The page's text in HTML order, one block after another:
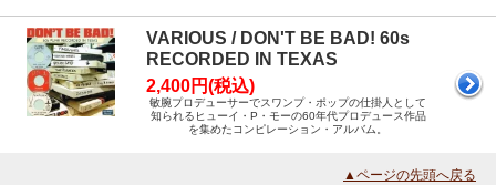
VARIOUS / DON'T BE BAD! 60s
RECORDED IN TEXAS
2,400円(税込)
敏腕プロデューサーでスワンプ・ポップの仕掛人として
知られるヒューイ・P・モーの60年代プロデュース作品
を集めたコンピレーション・アルバム。
▲ページの先頭へ戻る